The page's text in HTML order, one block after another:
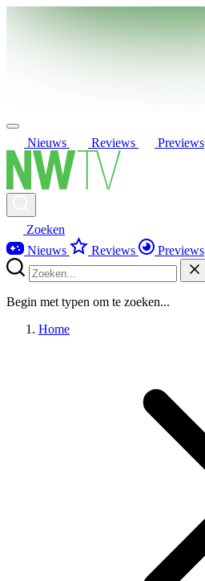
Nieuws Reviews Previews
Zoeken
Nieuws
Reviews Previews
Begin met typen om te zoeken...
Home